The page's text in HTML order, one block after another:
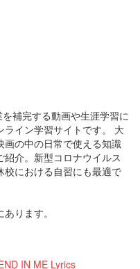
補完する動画や生涯学習に
イン学習サイトです。 大
画の中の日常で使える知識
介。新型コロナウイルス
における自習にも最適で
ります。
IN ME Lyrics